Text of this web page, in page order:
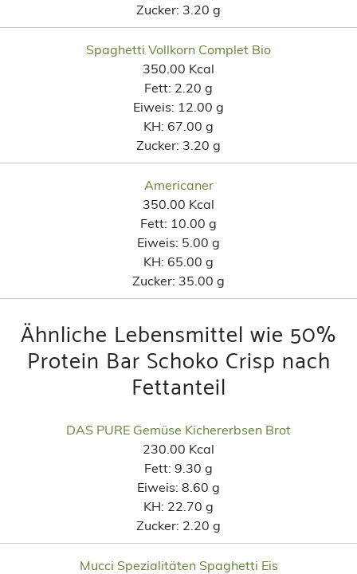
Zucker: 3.20 g
Spaghetti Vollkorn Complet Bio
350.00 Kcal
Fett: 2.20 g
Eiweis: 12.00 g
KH: 67.00 g
Zucker: 3.20 g
Americaner
350.00 Kcal
Fett: 10.00 g
Eiweis: 5.00 g
KH: 65.00 g
Zucker: 35.00 g
Ähnliche Lebensmittel wie 50%
Protein Bar Schoko Crisp nach
Fettanteil
DAS PURE Gemüse Kichererbsen Brot
230.00 Kcal
Fett: 9.30 g
Eiweis: 8.60 g
KH: 22.70 g
Zucker: 2.20 g
Mucci Spezialitäten Spaghetti Eis